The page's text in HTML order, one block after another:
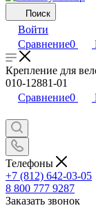
Поиск
Войти
Сравнение0
Крепление для
010-12881-01
Сравнение0
Телефоны
+7 (812) 642-03-05
8 800 777 9287
Заказать звонок